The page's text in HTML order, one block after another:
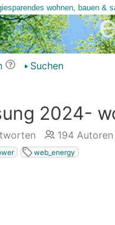
Suchen
2024-
194Autoren
web_energy